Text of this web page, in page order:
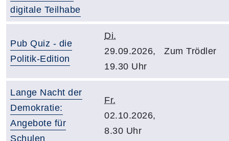
digitale Teilhabe
Pub Quiz - die
Politik-Edition
Di.
29.09.2026,
19.30 Uhr
Zum Trödler
Lange Nacht der
Demokratie:
Angebote für
Schulen
Fr.
02.10.2026,
8.30 Uhr